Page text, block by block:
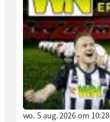
wo. 5 aug. 2026 om 10:28